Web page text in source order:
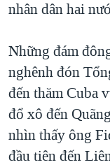
nhân dân hai
Những đám
nghênh đón
đến thăm Cuba
đổ xô đến
nhìn thấy ông
đầu tiên đến